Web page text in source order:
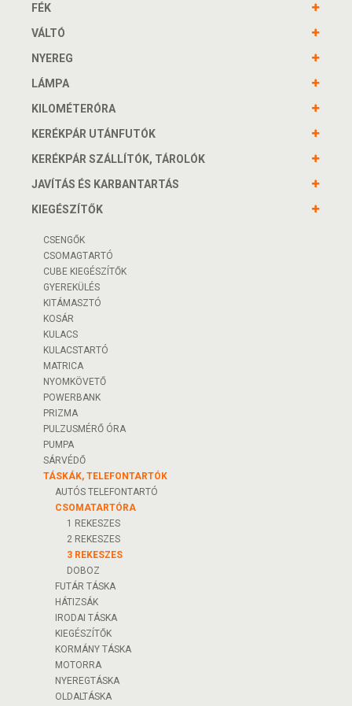
FÉK
VÁLTÓ
NYEREG
LÁMPA
KILOMÉTERÓRA
KERÉKPÁR UTÁNFUTÓK
KERÉKPÁR SZÁLLÍTÓK, TÁROLÓK
JAVÍTÁS ÉS KARBANTARTÁS
KIEGÉSZÍTŐK
CSENGŐK
CSOMAGTARTÓ
CUBE KIEGÉSZÍTŐK
GYEREKÜLÉS
KITÁMASZTÓ
KOSÁR
KULACS
KULACSTARTÓ
MATRICA
NYOMKÖVETŐ
POWERBANK
PRIZMA
PULZUSMÉRŐ ÓRA
PUMPA
SÁRVÉDŐ
TÁSKÁK, TELEFONTARTÓK
AUTÓS TELEFONTARTÓ
CSOMATARTÓRA
1 REKESZES
2 REKESZES
3 REKESZES
DOBOZ
FUTÁR TÁSKA
HÁTIZSÁK
IRODAI TÁSKA
KIEGÉSZÍTŐK
KORMÁNY TÁSKA
MOTORRA
NYEREGTÁSKA
OLDALTÁSKA